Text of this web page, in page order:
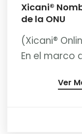
Xicani®
de la ONU
(Xicani®
En el marco
Ver